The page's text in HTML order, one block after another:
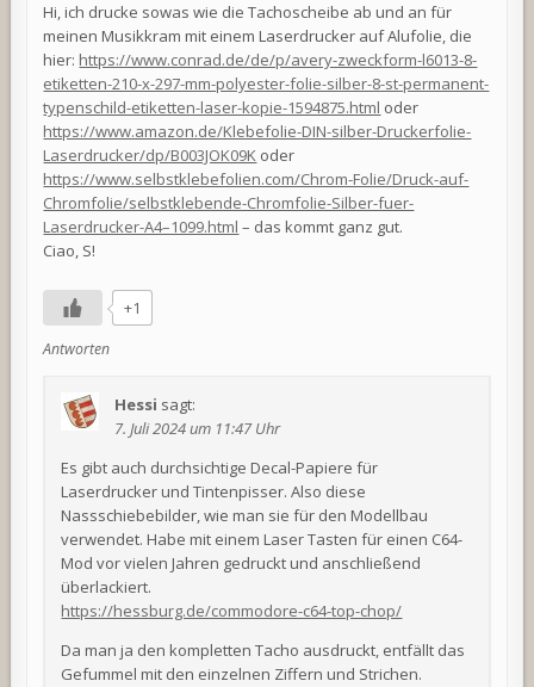
Hi, ich drucke sowas wie die Tachoscheibe ab und an für
meinen Musikkram mit einem Laserdrucker auf Alufolie, die
hier: https://www.conrad.de/de/p/avery-zweckform-l6013-8-
etiketten-210-x-297-mm-polyester-folie-silber-8-st-permanent-
typenschild-etiketten-laser-kopie-1594875.html oder
https://www.amazon.de/Klebefolie-DIN-silber-Druckerfolie-
Laserdrucker/dp/B003JOK09K oder
https://www.selbstklebefolien.com/Chrom-Folie/Druck-auf-
Chromfolie/selbstklebende-Chromfolie-Silber-fuer-
Laserdrucker-A4–1099.html – das kommt ganz gut.
Ciao, S!
+1
Antworten
Hessi sagt:
7. Juli 2024 um 11:47 Uhr
Es gibt auch durchsichtige Decal-Papiere für
Laserdrucker und Tintenpisser. Also diese
Nassschiebebilder, wie man sie für den Modellbau
verwendet. Habe mit einem Laser Tasten für einen C64-
Mod vor vielen Jahren gedruckt und anschließend
überlackiert.
https://hessburg.de/commodore-c64-top-chop/
Da man ja den kompletten Tacho ausdruckt, entfällt das
Gefummel mit den einzelnen Ziffern und Strichen.